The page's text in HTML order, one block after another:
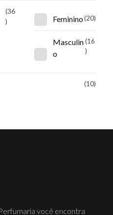
(36
)
Feminino(20)
Masculin
o
(16
)
(10)
você encontra